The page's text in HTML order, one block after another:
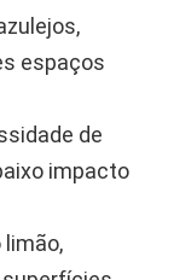
espaços
de
impacto